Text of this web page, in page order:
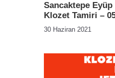
Sancaktepe
Klozet Tamiri –
30 Haziran 2021